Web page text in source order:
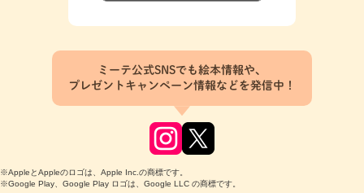
ミーテ公式SNSでも絵本情報や、
プレゼントキャンペーン情報などを発信中！
※AppleとAppleのロゴは、Apple Inc.の商標です。
※Google Play、Google Play ロゴは、Google LLC の商標です。